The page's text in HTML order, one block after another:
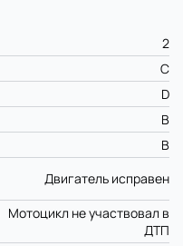
2
C
D
B
B
Двигатель исправен
Мотоцикл не участвовал в
ДТП